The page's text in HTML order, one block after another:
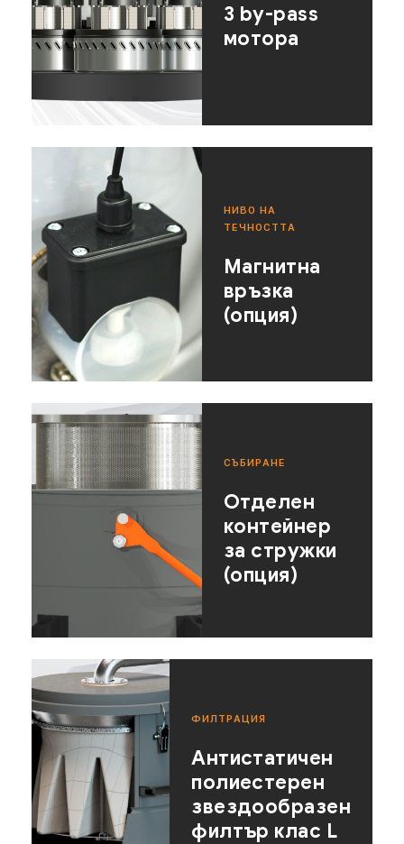
3 by-pass
мотора
НИВО НА
ТЕЧНОСТТА
Магнитна
връзка
(опция)
СЪБИРАНЕ
Отделен
контейнер
за стружки
(опция)
ФИЛТРАЦИЯ
Антистатичен
полиестерен
звездообразен
филтър клас L